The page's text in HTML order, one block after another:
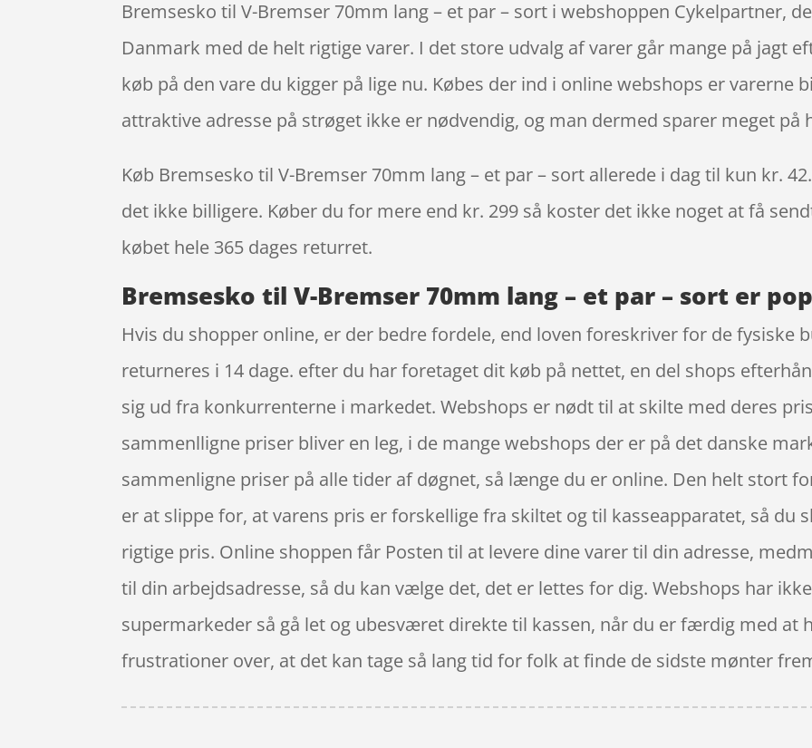
Bremsesko til V-Bremser 70mm lang – et par – sort i webshoppen Cykelpartner,
Danmark med de helt rigtige varer. I det store udvalg af varer går mange på jagt
køb på den vare du kigger på lige nu. Købes der ind i online webshops er varerne
attraktive adresse på strøget ikke er nødvendig, og man dermed sparer meget på
Køb Bremsesko til V-Bremser 70mm lang – et par – sort allerede i dag til kun kr.
det ikke billigere. Køber du for mere end kr. 299 så koster det ikke noget at få
købet hele 365 dages returret.
Bremsesko til V-Bremser 70mm lang – et par – sort er
Hvis du shopper online, er der bedre fordele, end loven foreskriver for de fysiske
returneres i 14 dage. efter du har foretaget dit køb på nettet, en del shops
sig ud fra konkurrenterne i markedet. Webshops er nødt til at skilte med deres
sammenlligne priser bliver en leg, i de mange webshops der er på det danske
sammenligne priser på alle tider af døgnet, så længe du er online. Den helt stort
er at slippe for, at varens pris er forskellige fra skiltet og til kasseapparatet, så du
rigtige pris. Online shoppen får Posten til at levere dine varer til din adresse,
til din arbejdsadresse, så du kan vælge det, det er lettes for dig. Webshops har
supermarkeder så gå let og ubesværet direkte til kassen, når du er færdig med at
frustrationer over, at det kan tage så lang tid for folk at finde de sidste mønter